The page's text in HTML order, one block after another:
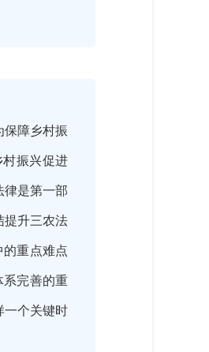
保障乡村振
村振兴促进
律是第一部
提升三农法
重点难点
系完善的重
一个关键时